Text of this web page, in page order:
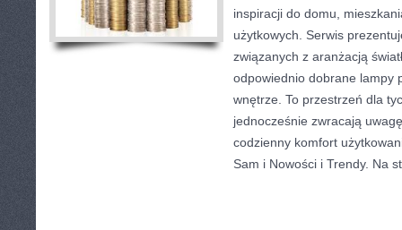
inspiracji do domu,
użytkowych. Serwis
związanych z aranżacją
odpowiednio dobrane lampy
wnętrze. To przestrzeń dla
jednocześnie zwracają
codzienny komfort
Sam i Nowości i Trendy. Na